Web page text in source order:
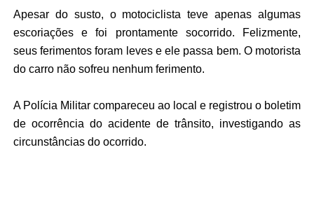
Apesar do susto, o motociclista teve apenas algumas
escoriações e foi prontamente socorrido. Felizmente,
seus ferimentos foram leves e ele passa bem. O motorista
do carro não sofreu nenhum ferimento.
A Polícia Militar compareceu ao local e registrou o boletim
de ocorrência do acidente de trânsito, investigando as
circunstâncias do ocorrido.